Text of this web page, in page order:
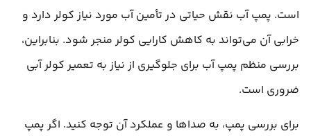
است. پمپ آب نقش حیاتی در تأمین آب مورد نیاز کولر دارد و
خرابی آن می‌تواند به کاهش کارایی کولر منجر شود. بنابراین،
بررسی منظم پمپ آب برای جلوگیری از نیاز به تعمیر کولر آبی
ضروری است.
برای بررسی پمپ، به صداها و عملکرد آن توجه کنید. اگر پمپ